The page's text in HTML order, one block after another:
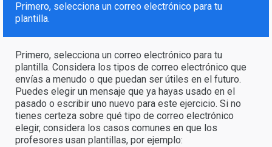
Primero, selecciona un correo electrónico para tu
plantilla.
Primero, selecciona un correo electrónico para tu
plantilla. Considera los tipos de correo electrónico que
envías a menudo o que puedan ser útiles en el futuro.
Puedes elegir un mensaje que ya hayas usado en el
pasado o escribir uno nuevo para este ejercicio. Si no
tienes certeza sobre qué tipo de correo electrónico
elegir, considera los casos comunes en que los
profesores usan plantillas, por ejemplo: